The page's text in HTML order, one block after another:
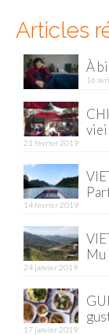
Articles
À
16
21 février 2019
14 février 2019
Mu
24 janvier 2019
17 janvier 2019